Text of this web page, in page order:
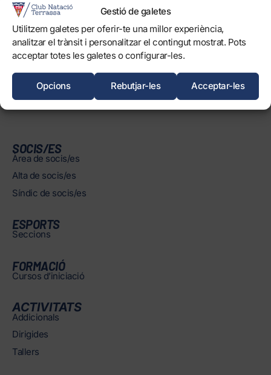
Gestió de galetes
Utilitzem galetes per oferir-te una millor experiència,
analitzar el trànsit i personalitzar el contingut mostrat. Pots
acceptar totes les galetes o configurar-les.
Acceptar-les
Rebutjar-les
Opcions
Protecció dels Infants
Objectius de Desenvolupament Sostenible
INSTAL·LACIONS
Piscines
Normatives
SOCIS/ES
Àrea de socis/es
Alta de socis/es
Síndic de socis/es
ESPORTS
Seccions
FORMACIÓ
Cursos d’iniciació
ACTIVITATS
Addicionals
Dirigides
Tallers